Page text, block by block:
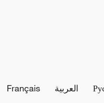
Français العربية